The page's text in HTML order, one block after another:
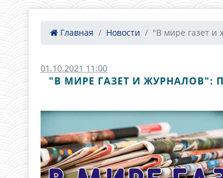
Главная Новости "В мире газет и
01.10.2021 11:00
"В МИРЕ ГАЗЕТ И ЖУРНАЛОВ":